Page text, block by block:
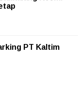
PT Kaltim